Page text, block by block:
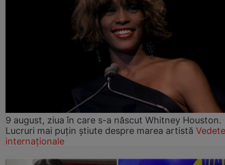
9 august, ziua în care s-a născut Whitney Houston.
Lucruri mai puțin știute despre marea artistă Vedete
internaționale